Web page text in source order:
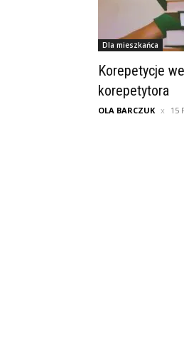
Dla mieszkańca
Korepetycje
korepetytora
OLA BARCZUK 15